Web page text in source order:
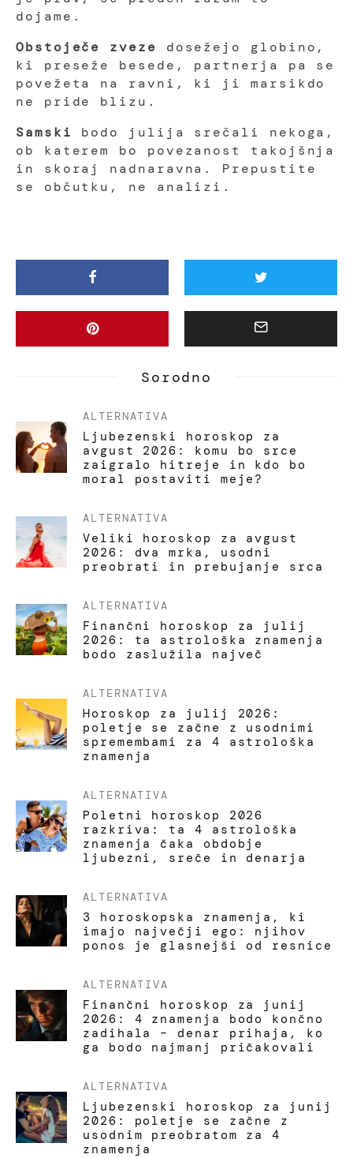
dojame.
Obstoječe zveze dosežejo globino,
ki preseže besede, partnerja pa se
povežeta na ravni, ki ji marsikdo
ne pride blizu.
Samski
bodo julija srečali nekoga,
ob katerem bo povezanost takojšnja
in skoraj nadnaravna. Prepustite
se občutku, ne analizi.
Sorodno
ALTERNATIVA
Ljubezenski horoskop za
avgust 2026: komu bo srce
zaigralo hitreje in kdo bo
moral postaviti meje?
ALTERNATIVA
Veliki horoskop za avgust
2026: dva mrka, usodni
preobrati in prebujanje srca
ALTERNATIVA
Finančni horoskop za julij
2026: ta astrološka znamenja
bodo zaslužila največ
ALTERNATIVA
Horoskop za julij 2026:
poletje se začne z usodnimi
spremembami za 4 astrološka
znamenja
ALTERNATIVA
Poletni horoskop 2026
razkriva: ta 4 astrološka
znamenja čaka obdobje
ljubezni, sreče in denarja
ALTERNATIVA
3 horoskopska znamenja, ki
imajo največji ego: njihov
ponos je glasnejši od resnice
ALTERNATIVA
Finančni horoskop za junij
2026: 4 znamenja bodo končno
zadihala – denar prihaja, ko
ga bodo najmanj pričakovali
ALTERNATIVA
Ljubezenski horoskop za junij
2026: poletje se začne z
usodnim preobratom za 4
znamenja